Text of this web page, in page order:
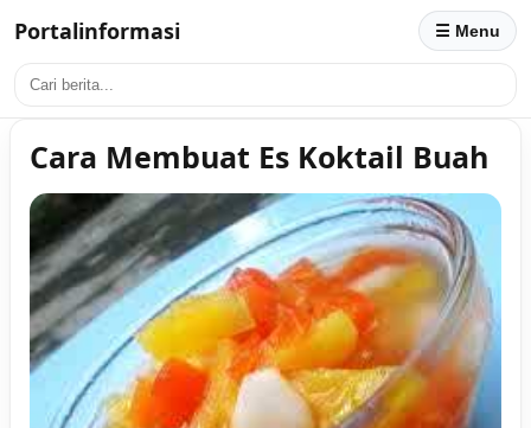
Portalinformasi ☰ Menu
Cara Membuat Es Koktail Buah